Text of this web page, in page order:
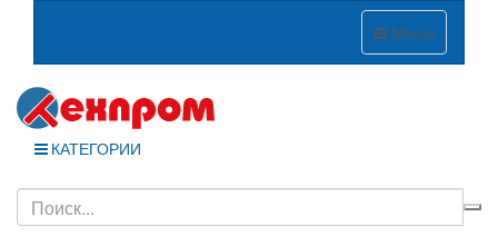
Меню
КАТЕГОРИИ